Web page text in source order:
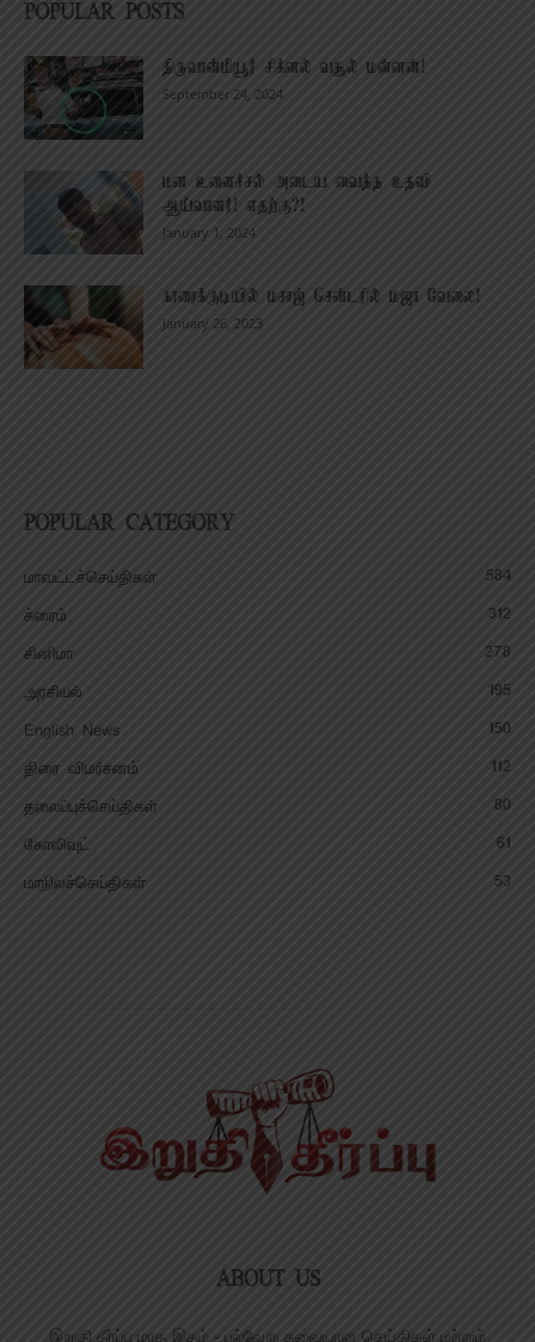
POPULAR POSTS
திருவான்மியூர் சிக்னல் வசூல் மன்னன்!
September 24, 2024
மன உளைச்சல் அடைய வைத்த உதவி
ஆய்வாளர்! எதற்கு?!
January 1, 2024
காரைக்குடியில் மசாஜ் சென்டரில் மஜா வேலை!
January 26, 2023
POPULAR CATEGORY
மாவட்டச்செய்திகள்
584
க்ரைம்
312
சினிமா
278
அரசியல்
195
English News
150
திரை விமர்சனம்
112
தலைப்புச்செய்திகள்
80
கோலிவுட்
61
மாநிலச்செய்திகள்
53
ABOUT US
இறுதி தீர்ப்பு மாத இதழ் - பல்வேறு சுவையான செய்திகள் மற்றும்